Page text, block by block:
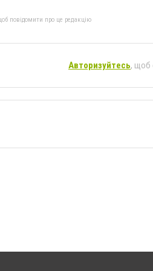
повідомити про це редакцію
Авторизуйтесь, щоб